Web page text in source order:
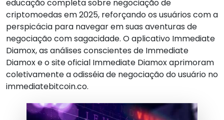
educação completa sobre negociação de
criptomoedas em 2025, reforçando os usuários com a
perspicácia para navegar em suas aventuras de
negociação com sagacidade. O aplicativo Immediate
Diamox, as análises conscientes de Immediate
Diamox e o site oficial Immediate Diamox aprimoram
coletivamente a odisséia de negociação do usuário no
immediatebitcoin.co.